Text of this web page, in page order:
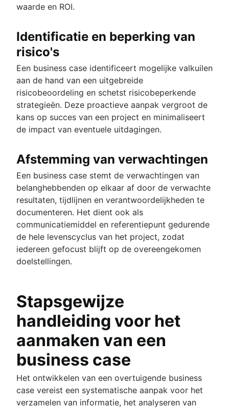
waarde en ROI.
Identificatie en beperking van
risico's
Een business case identificeert mogelijke valkuilen
aan de hand van een uitgebreide
risicobeoordeling en schetst risicobeperkende
strategieën. Deze proactieve aanpak vergroot de
kans op succes van een project en minimaliseert
de impact van eventuele uitdagingen.
Afstemming van verwachtingen
Een business case stemt de verwachtingen van
belanghebbenden op elkaar af door de verwachte
resultaten, tijdlijnen en verantwoordelijkheden te
documenteren. Het dient ook als
communicatiemiddel en referentiepunt gedurende
de hele levenscyclus van het project, zodat
iedereen gefocust blijft op de overeengekomen
doelstellingen.
Stapsgewijze
handleiding voor het
aanmaken van een
business case
Het ontwikkelen van een overtuigende business
case vereist een systematische aanpak voor het
verzamelen van informatie, het analyseren van